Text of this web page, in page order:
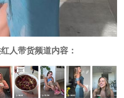
人带货频道内容：